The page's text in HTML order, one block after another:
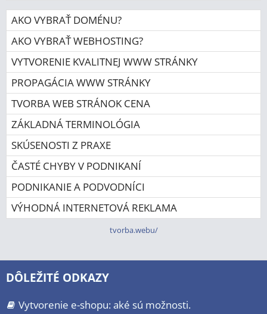
AKO VYBRAŤ DOMÉNU?
AKO VYBRAŤ WEBHOSTING?
VYTVORENIE KVALITNEJ WWW STRÁNKY
PROPAGÁCIA WWW STRÁNKY
TVORBA WEB STRÁNOK CENA
ZÁKLADNÁ TERMINOLÓGIA
SKÚSENOSTI Z PRAXE
ČASTÉ CHYBY V PODNIKANÍ
PODNIKANIE A PODVODNÍCI
VÝHODNÁ INTERNETOVÁ REKLAMA
tvorba.webu/
DÔLEŽITÉ ODKAZY
Vytvorenie e-shopu: aké sú možnosti.